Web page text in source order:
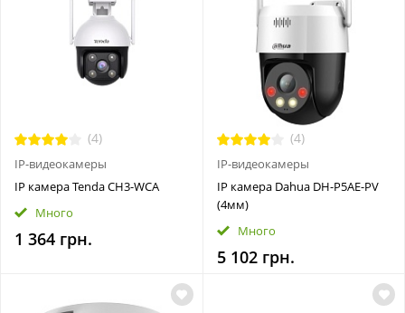
(4)
IP-видеокамеры
IP камера Tenda CH3-WCA
Много
1 364 грн.
(4)
IP-видеокамеры
IP камера Dahua DH-P5AE-PV
(4мм)
Много
5 102 грн.